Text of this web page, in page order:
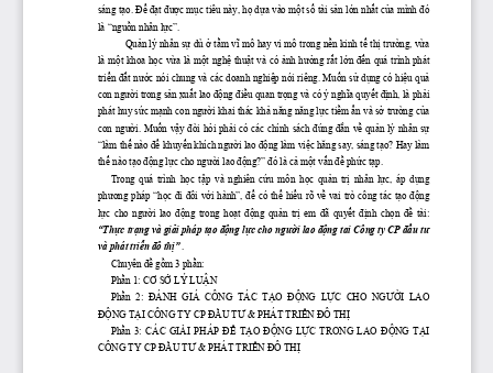
sáng tạo. Để đạt được mục tiêu này, họ dựa vào một số tài sản lớn nhất của mình đó
là “nguồn nhân lực”.
Quản lý nhân sự dù ở tầm vĩ mô hay vi mô trong nền kinh tế thị trường, vừa
là một khoa học vừa là một nghệ thuật và có ảnh hưởng rất lớn đến quá trình phát
triển đất nước nói chung và các doanh nghiệp nói riêng. Muốn sử dụng có hiệu quả
con người trong sản xuất lao động điều quan trọng và có ý nghĩa quyết định, là phải
phát huy sức mạnh con người khai thác khả năng năng lực tiềm ẩn và sở trường của
con người. Muốn vậy đòi hỏi phải có các chính sách đúng đắn về quản lý nhân sự
“làm thế nào để khuyến khích người lao động làm việc hăng say, sáng tạo? Hay làm
thế nào tạo động lực cho người lao động?” đó là cả một vấn đề phức tạp.
Trong  quá  trình học tập
  và  nghiên
cứu
  môn
học quản trị
  nhân
lực,
  áp
dụng
phương pháp “học đi đôi với hành”, để có thể hiểu rõ về vai trò công tác tạo động
lực
  cho
người
  lao
động
  trong
hoạt động quản trị
  em
đã quyết định chọn đề
  tài:
“Thực trạng và giải pháp tạo động lực cho người lao động tai Công ty CP đầu tư
và phát triển đô thị” .
Chuyên đề gồm 3 phần:
Phần 1: CƠ SỞ LÝ LUẬN
Phần
  2:
ĐÁNH
  GIÁ  CÔNG  TÁC
TẠO ĐỘNG LỰC
  CHO
NGƯỜI
  LAO
ĐỘNG TẠI CÔNG TY CP ĐẦU TƯ & PHÁT TRIỂN ĐÔ THỊ
Phần
  3:  CÁC
GIẢI
  PHÁP
ĐỂ TẠO ĐỘNG LỰC
  TRONG  LAO
ĐỘNG TẠI
CÔNG TY CP ĐẦU TƯ & PHÁT TRIỂN ĐÔ THỊ